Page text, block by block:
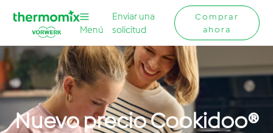
Menú
Enviar una
solicitud
Comprar
ahora
Nuevo precio Cookidoo®